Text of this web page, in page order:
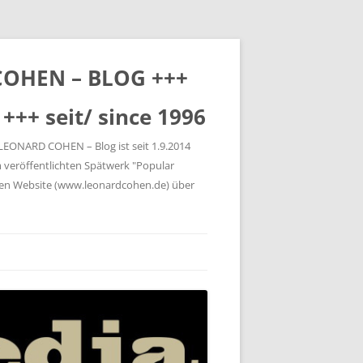
– BLOG +++
seit/ since 1996
COHEN – Blog ist seit 1.9.2014
veröffentlichten Spätwerk "Popular
Website (www.leonardcohen.de) über